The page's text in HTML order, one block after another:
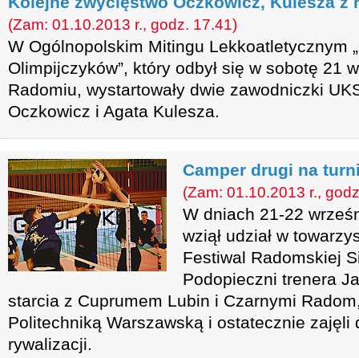
(Zam: 01.10.2013 r., godz. 17.41)
W Ogólnopolskim Mitingu Lekkoatletycznym
Olimpijczyków”, który odbył się w sobotę 21
Radomiu, wystartowały dwie zawodniczki
Oczkowicz i Agata Kulesza.
Camper drugi na
(Zam: 01.10.2013 r.,
W dniach 21-22
wziął udział w
Festiwal Radomskiej
Podopieczni trenera
starcia z Cuprumem Lubin i Czarnymi
Politechniką Warszawską i ostatecznie zajęli
rywalizacji.